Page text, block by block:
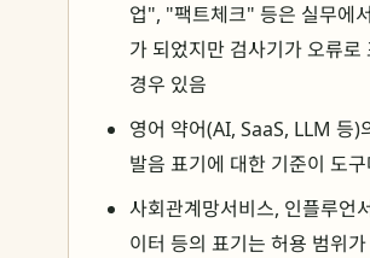
업", "팩트체크" 등은 실무에
가 되었지만 검사기가 오류로
경우 있음
영어 약어(AI, SaaS, LLM 등)
발음 표기에 대한 기준이 도
사회관계망서비스, 인플루언
이터 등의 표기는 허용 범위